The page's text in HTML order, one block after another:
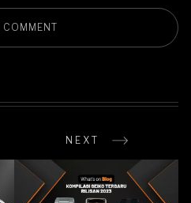
NEXT